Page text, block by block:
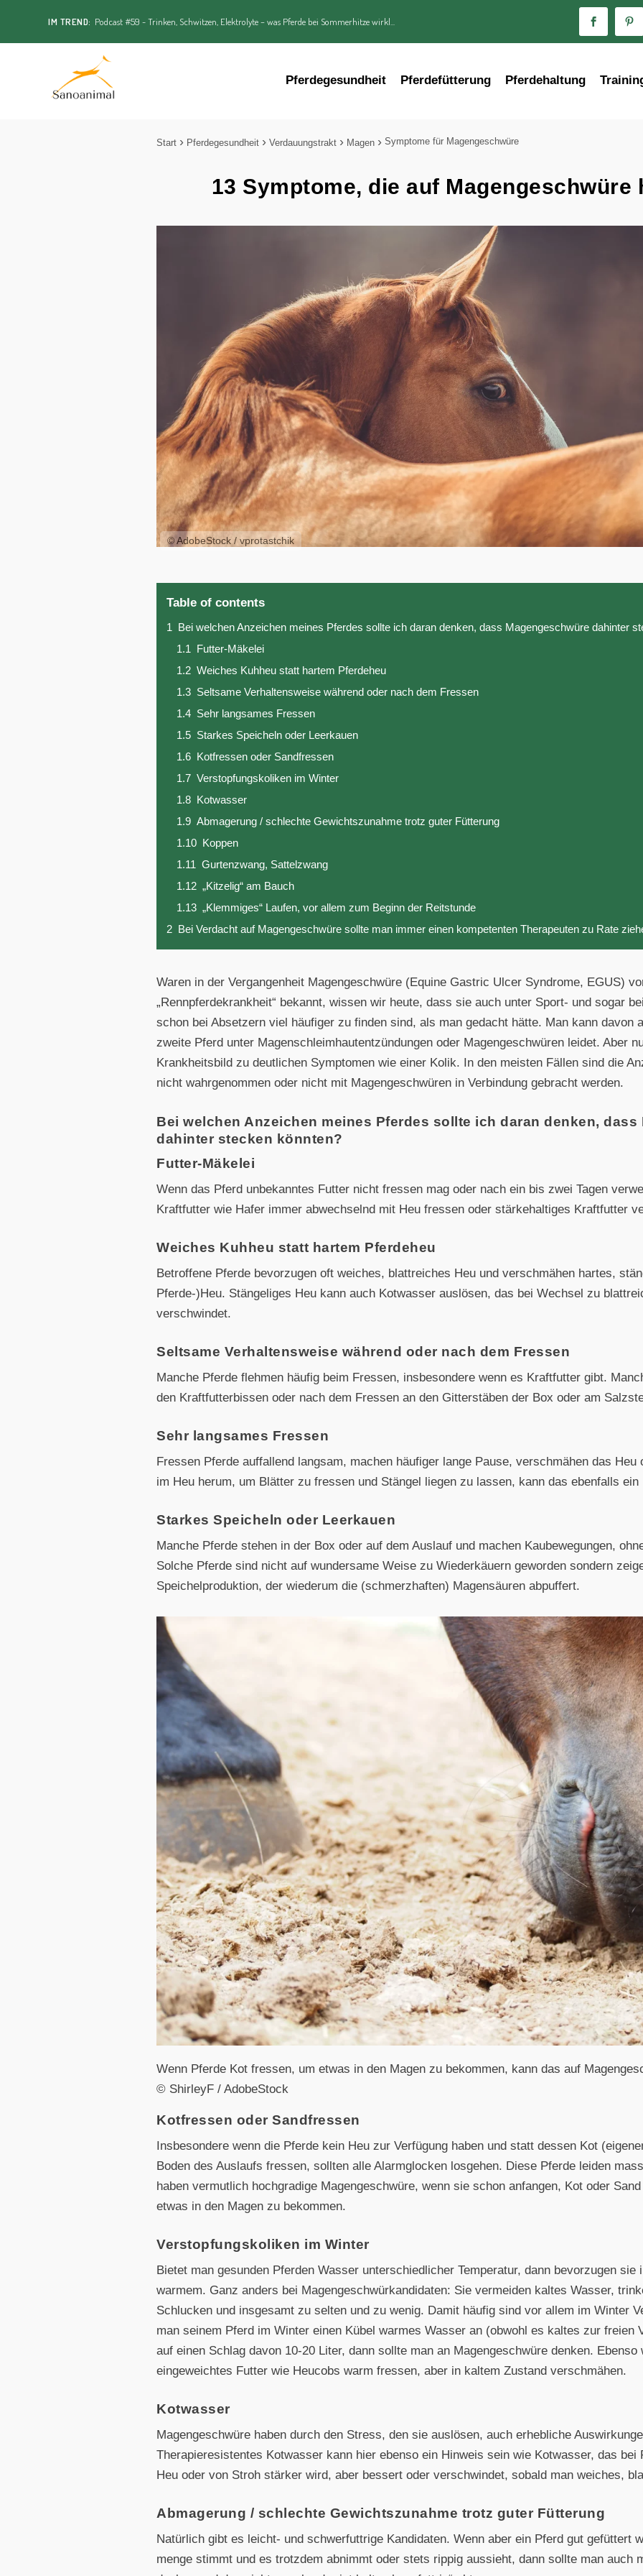
IM TREND: Podcast #59 - Trinken, Schwitzen, Elektrolyte – was Pferde bei Sommerhitze wirkl...
Pferdegesundheit Pferdefütterung Pferdehaltung
Start Pferdegesundheit Verdauungstrakt Magen Symptome für Magengeschwüre
13 Symptome, die auf Magengeschwüre
© AdobeStock / vprotastchik
Table of contents
1 Bei welchen Anzeichen meines Pferdes sollte ich daran denken, dass Magengeschwüre dahinter
1.1 Futter-Mäkelei
1.2 Weiches Kuhheu statt hartem Pferdeheu
1.3 Seltsame Verhaltensweise während oder nach dem Fressen
1.4 Sehr langsames Fressen
1.5 Starkes Speicheln oder Leerkauen
1.6 Kotfressen oder Sandfressen
1.7 Verstopfungskoliken im Winter
1.8 Kotwasser
1.9 Abmagerung / schlechte Gewichtszunahme trotz guter Fütterung
1.10 Koppen
1.11 Gurtenzwang, Sattelzwang
1.12 „Kitzelig“ am Bauch
1.13 „Klemmiges“ Laufen, vor allem zum Beginn der Reitstunde
2 Bei Verdacht auf Magengeschwüre sollte man immer einen kompetenten Therapeuten zu Rate
Waren in der Vergangenheit Magengeschwüre (Equine Gastric Ulcer Syndrome, EGUS)
„Rennpferdekrankheit“ bekannt, wissen wir heute, dass sie auch unter Sport- und sogar
schon bei Absetzern viel häufiger zu finden sind, als man gedacht hätte. Man kann davon
zweite Pferd unter Magenschleimhautentzündungen oder Magengeschwüren leidet. Aber
Krankheitsbild zu deutlichen Symptomen wie einer Kolik. In den meisten Fällen sind die
nicht wahrgenommen oder nicht mit Magengeschwüren in Verbindung gebracht werden.
Bei welchen Anzeichen meines Pferdes sollte ich daran denken, dass
dahinter stecken könnten?
Futter-Mäkelei
Wenn das Pferd unbekanntes Futter nicht fressen mag oder nach ein bis zwei Tagen
Kraftfutter wie Hafer immer abwechselnd mit Heu fressen oder stärkehaltiges Kraftfutter
Weiches Kuhheu statt hartem Pferdeheu
Betroffene Pferde bevorzugen oft weiches, blattreiches Heu und verschmähen hartes,
Pferde-)Heu. Stängeliges Heu kann auch Kotwasser auslösen, das bei Wechsel zu
verschwindet.
Seltsame Verhaltensweise während oder nach dem Fressen
Manche Pferde flehmen häufig beim Fressen, insbesondere wenn es Kraftfutter gibt.
den Kraftfutterbissen oder nach dem Fressen an den Gitterstäben der Box oder am
Sehr langsames Fressen
Fressen Pferde auffallend langsam, machen häufiger lange Pause, verschmähen das Heu
im Heu herum, um Blätter zu fressen und Stängel liegen zu lassen, kann das ebenfalls
Starkes Speicheln oder Leerkauen
Manche Pferde stehen in der Box oder auf dem Auslauf und machen Kaubewegungen,
Solche Pferde sind nicht auf wundersame Weise zu Wiederkäuern geworden sondern
Speichelproduktion, der wiederum die (schmerzhaften) Magensäuren abpuffert.
Wenn Pferde Kot fressen, um etwas in den Magen zu bekommen, kann das auf
© ShirleyF / AdobeStock
Kotfressen oder Sandfressen
Insbesondere wenn die Pferde kein Heu zur Verfügung haben und statt dessen Kot
Boden des Auslaufs fressen, sollten alle Alarmglocken losgehen. Diese Pferde leiden
haben vermutlich hochgradige Magengeschwüre, wenn sie schon anfangen, Kot oder
etwas in den Magen zu bekommen.
Verstopfungskoliken im Winter
Bietet man gesunden Pferden Wasser unterschiedlicher Temperatur, dann bevorzugen
warmem. Ganz anders bei Magengeschwürkandidaten: Sie vermeiden kaltes Wasser,
Schlucken und insgesamt zu selten und zu wenig. Damit häufig sind vor allem im Winter
man seinem Pferd im Winter einen Kübel warmes Wasser an (obwohl es kaltes zur freien
auf einen Schlag davon 10-20 Liter, dann sollte man an Magengeschwüre denken. Ebenso
eingeweichtes Futter wie Heucobs warm fressen, aber in kaltem Zustand verschmähen.
Kotwasser
Magengeschwüre haben durch den Stress, den sie auslösen, auch erhebliche
Therapieresistentes Kotwasser kann hier ebenso ein Hinweis sein wie Kotwasser, das bei
Heu oder von Stroh stärker wird, aber bessert oder verschwindet, sobald man weiches,
Abmagerung / schlechte Gewichtszunahme trotz guter Fütterung
Natürlich gibt es leicht- und schwerfuttrige Kandidaten. Wenn aber ein Pferd gut gefüttert
menge stimmt und es trotzdem abnimmt oder stets rippig aussieht, dann sollte man auch